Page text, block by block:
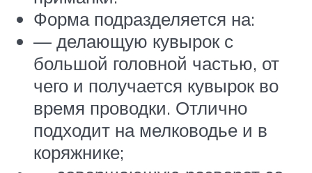
Форма подразделяется на:
— делающую кувырок с
большой головной частью, от
чего и получается кувырок во
время проводки. Отлично
подходит на мелководье и в
коряжнике;